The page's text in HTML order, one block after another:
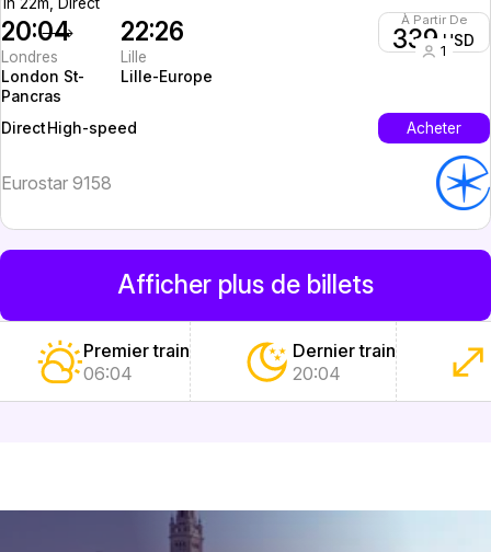
20:04
Londres
London St-
Pancras
22:26
Lille
Lille-Europe
À Partir De
339 USD
1
DirectHigh-speed Acheter
Eurostar 9158
Afficher plus de billets
Premier train
06:04
Dernier train
20:04